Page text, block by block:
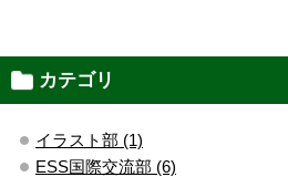
カテゴリ
イラスト部 (1)
ESS国際交流部 (6)